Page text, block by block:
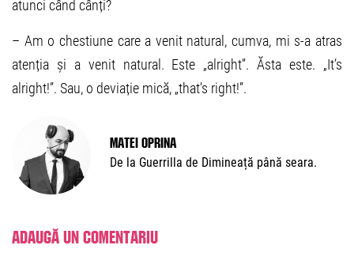
atunci când cânți?
– Am o chestiune care a venit natural, cumva, mi s-a atras
atenția și a venit natural. Este „alright”. Ăsta este. „It’s
alright!”. Sau, o deviație mică, „that’s right!”.
Matei Oprina
De la Guerrilla de Dimineață până seara.
Adaugă un comentariu